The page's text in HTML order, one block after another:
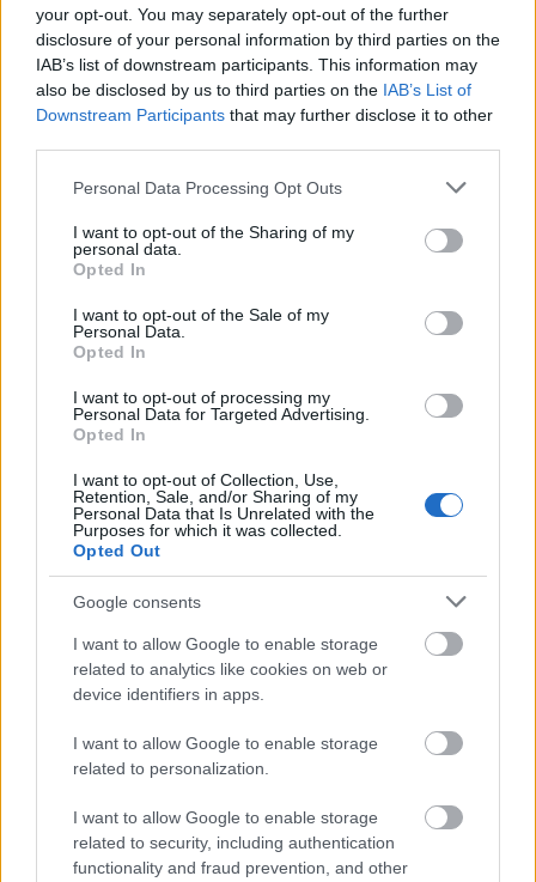
your opt-out. You may separately opt-out of the further
disclosure of your personal information by third parties on the
IAB’s list of downstream participants. This information may
also be disclosed by us to third parties on the IAB’s List of
Downstream Participants that may further disclose it to other
Please note that this website/app uses one or more Google
not limited to your visit or usage behaviour. You may click to
grant or deny consent to Google and its third-party tags to
use your data for below specified purposes in below Google
consent section.
Personal Data Processing Opt Outs
I want to opt-out of the Sharing of my
personal data.
Opted In
I want to opt-out of the Sale of my
Personal Data.
Opted In
I want to opt-out of processing my
Personal Data for Targeted Advertising.
Opted In
I want to opt-out of Collection, Use,
Retention, Sale, and/or Sharing of my
Personal Data that Is Unrelated with the
Purposes for which it was collected.
Opted Out
Google consents
I want to allow Google to enable storage
related to analytics like cookies on web or
device identifiers in apps.
I want to allow Google to enable storage
related to personalization.
I want to allow Google to enable storage
related to security, including authentication
functionality and fraud prevention, and other
Pozostały wątpliwości? Brakuje czegoś w haśle?
Zobacz, co zyskują abonenci Dobrego słownika.
Często sprawdzane
Nie lubię Ani ani nie lubię Hani
Co za look!
jeszcze o odmianie imieniaIwo
Ciekawostki
— Pochodzenie wyrazuszrot
zwierzę— A w chińskiej encyklopedii...
Mogą Cię zainteresować również hasła
środkowojęzykowy
kagańcowy